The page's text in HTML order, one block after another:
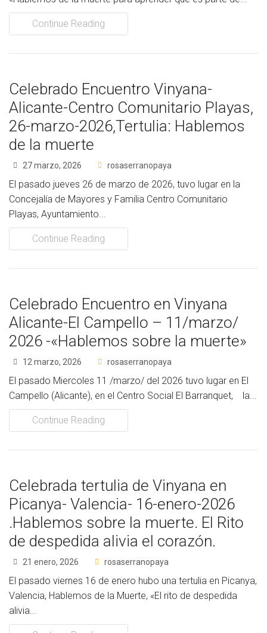
Continue Reading
Celebrado Encuentro Vinyana-
Alicante-Centro Comunitario Playas,
26-marzo-2026,Tertulia: Hablemos
de la muerte
27 marzo, 2026 rosaserranopaya
El pasado jueves 26 de marzo de 2026, tuvo lugar en la
Concejalía de Mayores y Familia Centro Comunitario
Playas, Ayuntamiento...
Continue Reading
Celebrado Encuentro en Vinyana
Alicante-El Campello – 11/marzo/
2026 -«Hablemos sobre la muerte»
12 marzo, 2026 rosaserranopaya
El pasado Miercoles 11 /marzo/ del 2026 tuvo lugar en El
Campello (Alicante), en el Centro Social El Barranquet, la...
Continue Reading
Celebrada tertulia de Vinyana en
Picanya- Valencia- 16-enero-2026
.Hablemos sobre la muerte. El Rito
de despedida alivia el corazón.
21 enero, 2026 rosaserranopaya
El pasado viernes 16 de enero hubo una tertulia en Picanya,
Valencia, Hablemos de la Muerte, «El rito de despedida
alivia...